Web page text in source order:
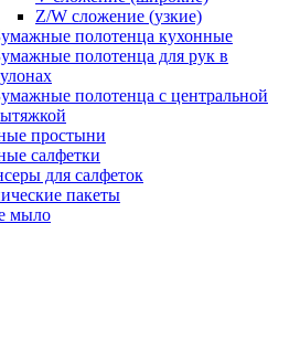
Z/W сложение (узкие)
полотенца кухонные
полотенца для рук в
полотенца с центральной
простыни
салфетки
для салфеток
пакеты
мыло